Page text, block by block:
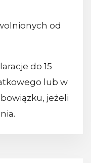
od
do 15
lub w
jeżeli